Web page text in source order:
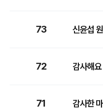
73 신윤섭
72 감사해
71 감사한